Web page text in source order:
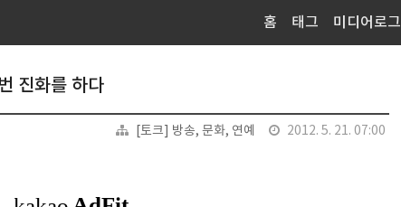
홈 태그 미디어로그
진화를 하다
[토크] 방송, 문화, 연예 2012. 5. 21. 07:00